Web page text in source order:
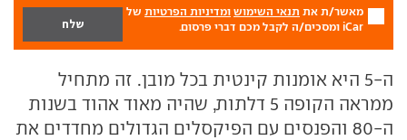
מאשר/ת את תנאי השימוש ומדיניות הפרטיות של
iCar ומסכים/ה לקבל מכם דברי פרסום.
ה-5 היא אומנות קינטית בכל מובן. זה מתחיל
ממראה הקופה 5 דלתות, שהיה מאוד אהוד בשנות
ה-80 והפנסים עם הפיקסלים הגדולים מחדדים את